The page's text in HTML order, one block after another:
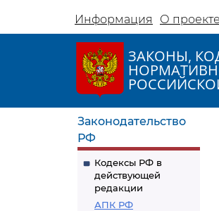
Информация О
ЗАКОНЫ,
Законодательство
РФ
Кодексы РФ в
действующей
редакции
АПК РФ